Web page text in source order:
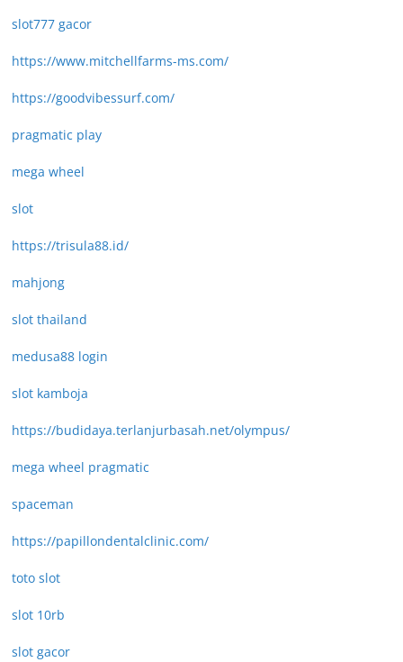
slot777 gacor
https://www.mitchellfarms-ms.com/
https://goodvibessurf.com/
pragmatic play
mega wheel
slot
https://trisula88.id/
mahjong
slot thailand
medusa88 login
slot kamboja
https://budidaya.terlanjurbasah.net/olympus/
mega wheel pragmatic
spaceman
https://papillondentalclinic.com/
toto slot
slot 10rb
slot gacor